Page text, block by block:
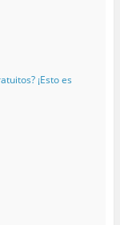
¡Esto es